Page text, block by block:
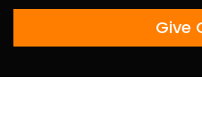
Skip
Give